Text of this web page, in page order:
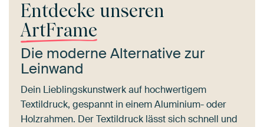
Entdecke unseren
ArtFrame
Die moderne Alternative zur
Leinwand
Dein Lieblingskunstwerk auf hochwertigem
Textildruck, gespannt in einem Aluminium- oder
Holzrahmen. Der Textildruck lässt sich schnell und